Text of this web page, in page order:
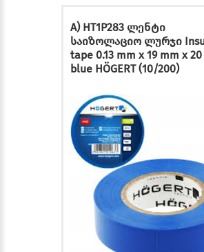
A) HT1P283 ლენტი
საიზოლაციო ლურჯი
tape 0.13 mm x 19 mm x
blue HÖGERT (10/200)